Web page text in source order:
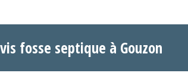
fosse septique à Gouzon